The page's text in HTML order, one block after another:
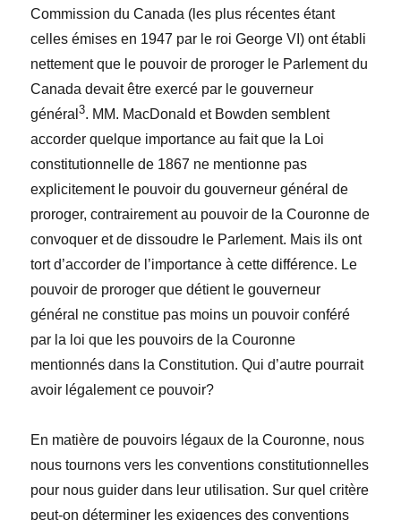
Commission du Canada (les plus récentes étant
celles émises en 1947 par le roi George VI) ont établi
nettement que le pouvoir de proroger le Parlement du
Canada devait être exercé par le gouverneur
général3. MM. MacDonald et Bowden semblent
accorder quelque importance au fait que la Loi
constitutionnelle de 1867 ne mentionne pas
explicitement le pouvoir du gouverneur général de
proroger, contrairement au pouvoir de la Couronne de
convoquer et de dissoudre le Parlement. Mais ils ont
tort d’accorder de l’importance à cette différence. Le
pouvoir de proroger que détient le gouverneur
général ne constitue pas moins un pouvoir conféré
par la loi que les pouvoirs de la Couronne
mentionnés dans la Constitution. Qui d’autre pourrait
avoir légalement ce pouvoir?
En matière de pouvoirs légaux de la Couronne, nous
nous tournons vers les conventions constitutionnelles
pour nous guider dans leur utilisation. Sur quel critère
peut-on déterminer les exigences des conventions